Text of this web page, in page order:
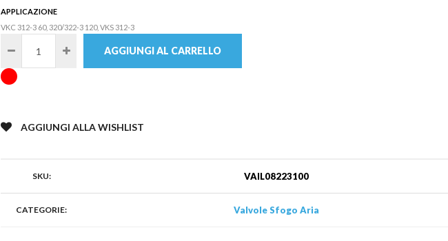
APPLICAZIONE
VKC 312-3 60, 320/322-3 120, VKS 312-3
AGGIUNGI AL CARRELLO
AGGIUNGI ALLA WISHLIST
SKU: VAIL08223100
CATEGORIE: Valvole Sfogo Aria